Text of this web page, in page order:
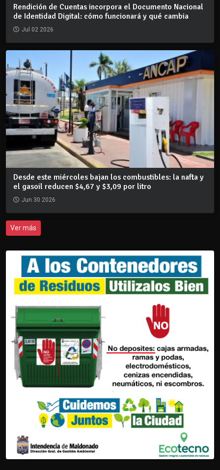
Rendición de Cuentas incorpora el Documento Nacional
de Identidad Digital: cómo funcionará y qué cambia
Jul 02 2026
Desde este miércoles bajan los combustibles: la nafta y
el gasoil reducen $4,67 y $3,09 por litro
Jun 30 2026
Ver más